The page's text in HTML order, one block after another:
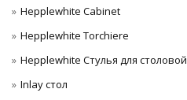
Hepplewhite Cabinet
Hepplewhite Torchiere
Hepplewhite Стулья для столовой
Inlay стол